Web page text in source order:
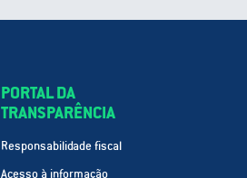
PORTAL DA
TRANSPARÊNCIA
Responsabilidade fiscal
Acesso à informação